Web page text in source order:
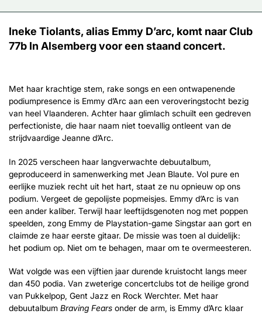
Ineke Tiolants, alias Emmy D’arc, komt naar Club
77b In Alsemberg voor een staand concert.
Met haar krachtige stem, rake songs en een ontwapenende
podiumpresence is Emmy d’Arc aan een veroveringstocht bezig
van heel Vlaanderen. Achter haar glimlach schuilt een gedreven
perfectioniste, die haar naam niet toevallig ontleent van de
strijdvaardige Jeanne d’Arc.
In 2025 verscheen haar langverwachte debuutalbum,
geproduceerd in samenwerking met Jean Blaute. Vol pure en
eerlijke muziek recht uit het hart, staat ze nu opnieuw op ons
podium. Vergeet de gepolijste popmeisjes. Emmy d’Arc is van
een ander kaliber. Terwijl haar leeftijdsgenoten nog met poppen
speelden, zong Emmy de Playstation-game Singstar aan gort en
claimde ze haar eerste gitaar. De missie was toen al duidelijk:
het podium op. Niet om te behagen, maar om te overmeesteren.
Wat volgde was een vijftien jaar durende kruistocht langs meer
dan 450 podia. Van zweterige concertclubs tot de heilige grond
van Pukkelpop, Gent Jazz en Rock Werchter. Met haar
debuutalbum Braving Fears onder de arm, is Emmy d’Arc klaar